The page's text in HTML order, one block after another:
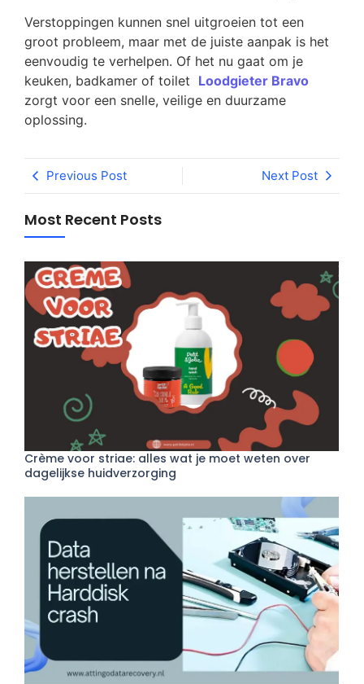
Verstoppingen kunnen snel uitgroeien tot een
groot probleem, maar met de juiste aanpak is het
eenvoudig te verhelpen. Of het nu gaat om je
keuken, badkamer of toilet Loodgieter Bravo
zorgt voor een snelle, veilige en duurzame
oplossing.
Previous Post Next Post
Most Recent Posts
Crème voor striae: alles wat je moet weten over
dagelijkse huidverzorging